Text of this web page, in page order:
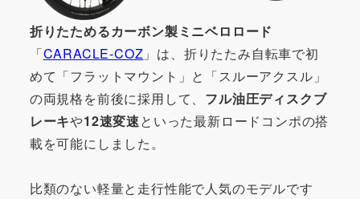
折りたためるカーボン製ミニベロロード
「CARACLE-COZ 」は、折りたたみ自転車で初
めて「フラットマウント」と「スルーアクスル」
の両規格を前後に採用して、 フル油圧ディスクブ
レーキや12速変速といった最新ロードコンポの搭
載を可能にしました。
比類のない軽量と走行性能で人気のモデルです